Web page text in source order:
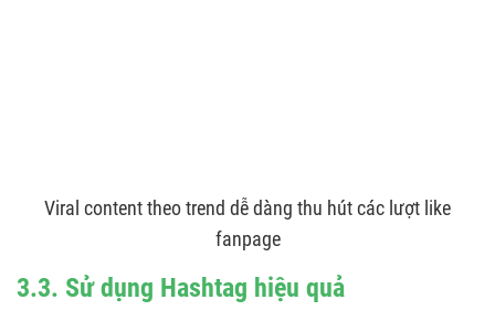
Viral content theo trend dễ dàng thu hút các lượt like
fanpage
3.3. Sử dụng Hashtag hiệu quả